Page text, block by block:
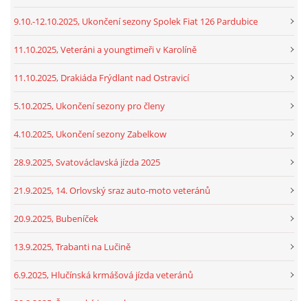
9.10.-12.10.2025, Ukončení sezony Spolek Fiat 126 Pardubice
11.10.2025, Veteráni a youngtimeři v Karolíně
11.10.2025, Drakiáda Frýdlant nad Ostravicí
5.10.2025, Ukončení sezony pro členy
4.10.2025, Ukončení sezony Zabelkow
28.9.2025, Svatováclavská jízda 2025
21.9.2025, 14. Orlovský sraz auto-moto veteránů
20.9.2025, Bubeníček
13.9.2025, Trabanti na Lučině
6.9.2025, Hlučínská krmášová jízda veteránů